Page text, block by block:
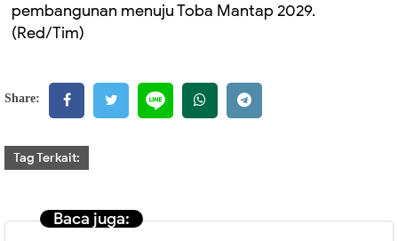
pembangunan menuju Toba Mantap 2029.
(Red/Tim)
Share:
Tag Terkait:
Baca juga: